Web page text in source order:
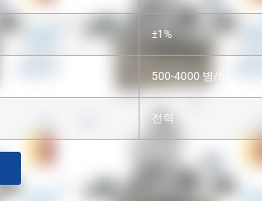
±1%
500-4000 병/h
전력